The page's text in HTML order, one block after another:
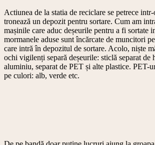
Actiunea de la statia de reciclare se petrece
tronează un depozit pentru sortare. Cum am
mașinile care aduc deșeurile pentru a fi sortate
mormanele aduse sunt încărcate de muncitori
care intră în depozitul de sortare. Acolo, niște
ochi vigilenți separă deșeurile: sticlă separat de
aluminiu, separat de PET și alte plastice. PET-
pe culori: alb, verde etc.